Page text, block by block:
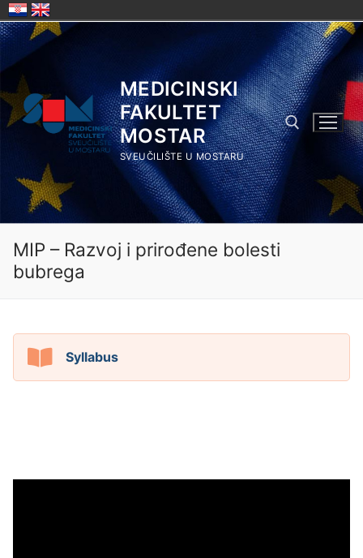
Skip
content
MEDICINSKI
FAKULTET
MOSTAR
SVEUČILIŠTE U MOSTARU
Search for:
MIP – Razvoj i prirođene bolesti
bubrega
Syllabus